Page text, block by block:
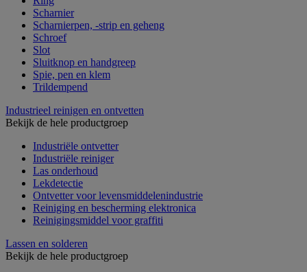
Scharnier
Scharnierpen, -strip en geheng
Schroef
Slot
Sluitknop en handgreep
Spie, pen en klem
Trildempend
Industrieel reinigen en ontvetten
Bekijk de hele productgroep
Industriële ontvetter
Industriële reiniger
Las onderhoud
Lekdetectie
Ontvetter voor levensmiddelenindustrie
Reiniging en bescherming elektronica
Reinigingsmiddel voor graffiti
Lassen en solderen
Bekijk de hele productgroep